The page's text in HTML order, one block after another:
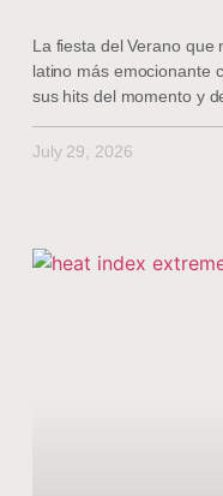
La fiesta del Verano que
latino más emocionante
sus hits del momento y
July 29, 2026